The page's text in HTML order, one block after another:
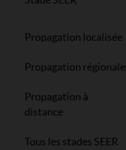
Propagation localisée
Propagation régionale
Propagation à
distance
Tous les stades SEER